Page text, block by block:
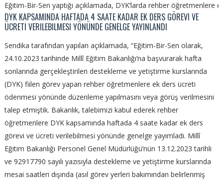
Eğitim-Bir-Sen yaptığı açıklamada, DYK’larda rehber öğretmenlere
DYK KAPSAMINDA HAFTADA 4 SAATE KADAR EK DERS GÖREVI VE
ÜCRETI VERILEBILMESI YÖNÜNDE GENELGE YAYINLANDI
Sendika tarafından yapılan açıklamada, “Eğitim-Bir-Sen olarak,
24.10.2023 tarihinde Millî Eğitim Bakanlığı’na başvurarak hafta
sonlarında gerçekleştirilen destekleme ve yetiştirme kurslarında
(DYK) fiilen görev yapan rehber öğretmenlere ek ders ücreti
ödenmesi yönünde düzenleme yapılmasını veya görüş verilmesini
talep etmiştik. Bakanlık, talebimizi kabul ederek rehber
öğretmenlere DYK kapsamında haftada 4 saate kadar ek ders
görevi ve ücreti verilebilmesi yönünde genelge yayımladı. Millî
Eğitim Bakanlığı Personel Genel Müdürlüğü’nün 13.12.2023 tarihli
ve 92917790 sayılı yazısıyla destekleme ve yetiştirme kurslarında
mesai saatleri dışında (asıl görev yerleri bakımından belirlenmiş